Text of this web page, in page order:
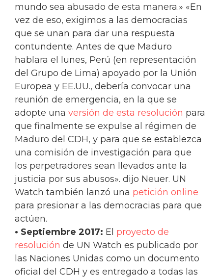
mundo sea abusado de esta manera.» «En
vez de eso, exigimos a las democracias
que se unan para dar una respuesta
contundente. Antes de que Maduro
hablara el lunes, Perú (en representación
del Grupo de Lima) apoyado por la Unión
Europea y EE.UU., debería convocar una
reunión de emergencia, en la que se
adopte una versión de esta resolución para
que finalmente se expulse al régimen de
Maduro del CDH, y para que se establezca
una comisión de investigación para que
los perpetradores sean llevados ante la
justicia por sus abusos». dijo Neuer. UN
Watch también lanzó una petición online
para presionar a las democracias para que
actúen.
• Septiembre 2017: El proyecto de
resolución de UN Watch es publicado por
las Naciones Unidas como un documento
oficial del CDH y es entregado a todas las